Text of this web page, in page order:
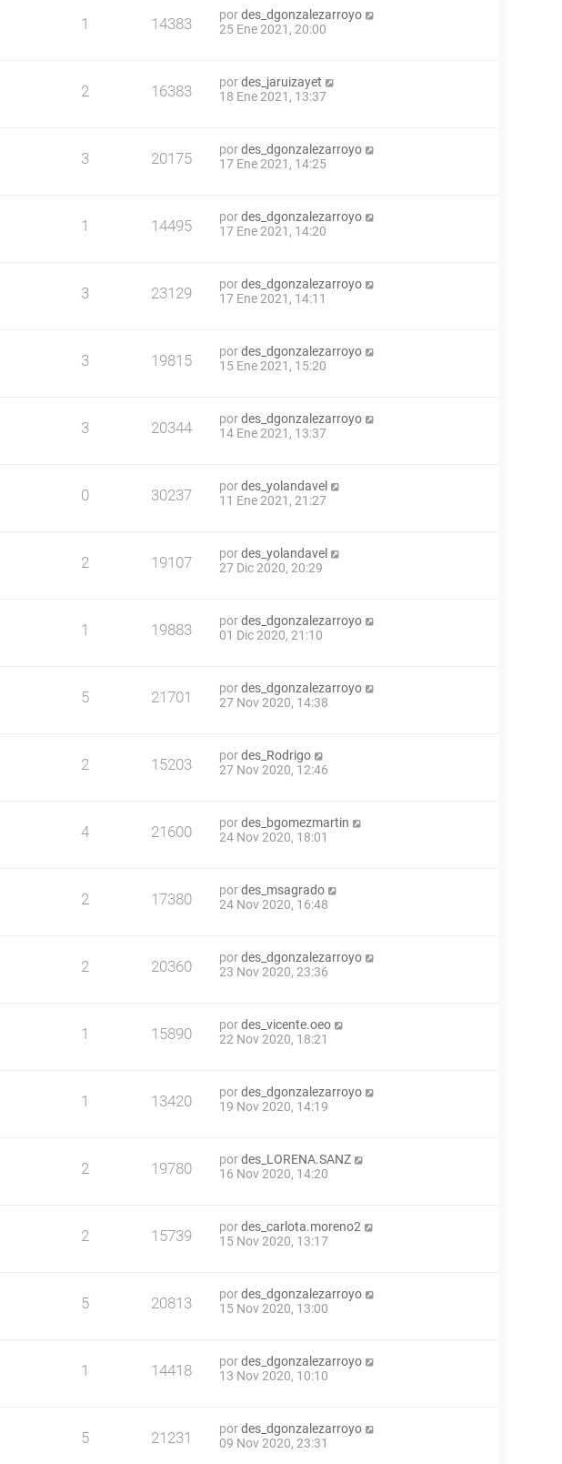
1 14383 pordes_dgonzalezarroyo
25 Ene 2021, 20:00
2 16383 pordes_jaruizayet
18 Ene 2021, 13:37
3 20175 pordes_dgonzalezarroyo
17 Ene 2021, 14:25
1 14495 pordes_dgonzalezarroyo
17 Ene 2021, 14:20
3 23129 pordes_dgonzalezarroyo
17 Ene 2021, 14:11
3 19815 pordes_dgonzalezarroyo
15 Ene 2021, 15:20
3 20344 pordes_dgonzalezarroyo
14 Ene 2021, 13:37
0 30237 pordes_yolandavel
11 Ene 2021, 21:27
2 19107 pordes_yolandavel
27 Dic 2020, 20:29
1 19883 pordes_dgonzalezarroyo
01 Dic 2020, 21:10
5 21701 pordes_dgonzalezarroyo
27 Nov 2020, 14:38
2 15203 pordes_Rodrigo
27 Nov 2020, 12:46
4 21600 pordes_bgomezmartin
24 Nov 2020, 18:01
2 17380 pordes_msagrado
24 Nov 2020, 16:48
2 20360 pordes_dgonzalezarroyo
23 Nov 2020, 23:36
1 15890 pordes_vicente.oeo
22 Nov 2020, 18:21
1 13420 pordes_dgonzalezarroyo
19 Nov 2020, 14:19
2 19780 pordes_LORENA.SANZ
16 Nov 2020, 14:20
2 15739 pordes_carlota.moreno2
15 Nov 2020, 13:17
5 20813 pordes_dgonzalezarroyo
15 Nov 2020, 13:00
1 14418 pordes_dgonzalezarroyo
13 Nov 2020, 10:10
5 21231 pordes_dgonzalezarroyo
09 Nov 2020, 23:31